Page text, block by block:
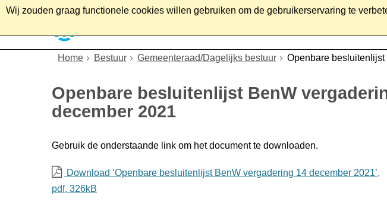
Wij zouden graag functionele cookies willen gebruiken om de gebruikerservaring te
Home Bestuur Gemeenteraad/Dagelijks bestuur Openbare
Openbare besluitenlijst BenW
december 2021
Gebruik de onderstaande link om het document te downloaden.
Download ‘Openbare besluitenlijst BenW vergadering 14 december 2021’,
pdf, 326kB